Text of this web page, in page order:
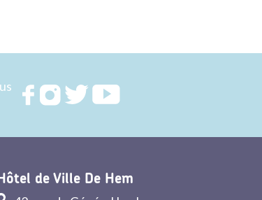
RejoignezRejoignezRejoignez
de Ville De Hem